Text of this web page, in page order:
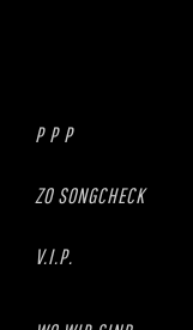
P P P
ZO SONGCHECK
V.I.P.